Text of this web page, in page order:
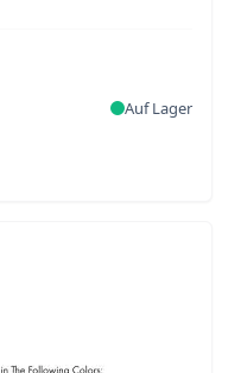
Auf Lager